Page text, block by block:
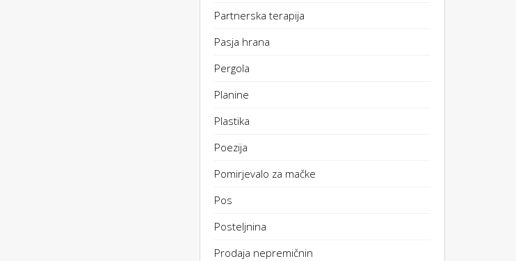
Partnerska terapija
Pasja hrana
Pergola
Planine
Plastika
Poezija
Pomirjevalo za mačke
Pos
Posteljnina
Prodaja nepremičnin